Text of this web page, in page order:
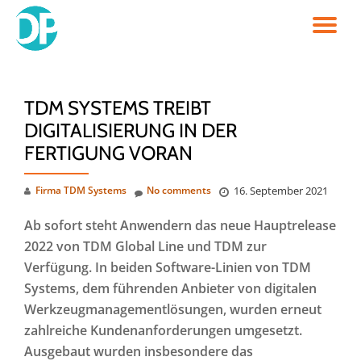
Skip
TDM SYSTEMS TREIBT
DIGITALISIERUNG IN DER
FERTIGUNG VORAN
Firma TDM Systems 16. September 2021
No comments
Ab sofort steht Anwendern das neue Hauptrelease
2022 von TDM Global Line und TDM zur
Verfügung. In beiden Software-Linien von TDM
Systems, dem führenden Anbieter von digitalen
Werkzeugmanagementlösungen, wurden erneut
zahlreiche Kundenanforderungen umgesetzt.
Ausgebaut wurden insbesondere das